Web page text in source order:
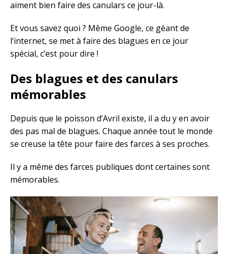
aiment bien faire des canulars ce jour-là.
Et vous savez quoi ? Même Google, ce géant de
l’internet, se met à faire des blagues en ce jour
spécial, c’est pour dire !
Des blagues et des canulars
mémorables
Depuis que le poisson d’Avril existe, il a du y en avoir
des pas mal de blagues. Chaque année tout le monde
se creuse la tête pour faire des farces à ses proches.
Il y a même des farces publiques dont certaines sont
mémorables.